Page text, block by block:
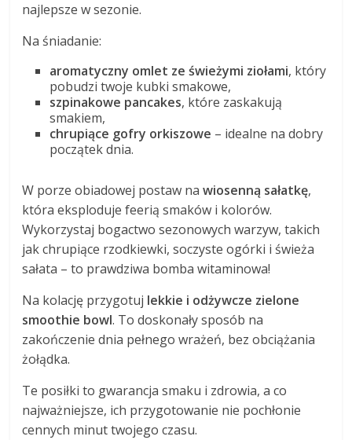
najlepsze w sezonie.
Na śniadanie:
aromatyczny omlet ze świeżymi ziołami, który
pobudzi twoje kubki smakowe,
szpinakowe pancakes, które zaskakują
smakiem,
chrupiące gofry orkiszowe – idealne na dobry
początek dnia.
W porze obiadowej postaw nawiosenną sałatkę,
która eksploduje feerią smaków i kolorów.
Wykorzystaj bogactwo sezonowych warzyw, takich
jak chrupiące rzodkiewki, soczyste ogórki i świeża
sałata – to prawdziwa bomba witaminowa!
Na kolację przygotuj lekkie i odżywcze zielone
smoothie bowl. To doskonały sposób na
zakończenie dnia pełnego wrażeń, bez obciążania
żołądka.
Te posiłki to gwarancja smaku i zdrowia, a co
najważniejsze, ich przygotowanie nie pochłonie
cennych minut twojego czasu.